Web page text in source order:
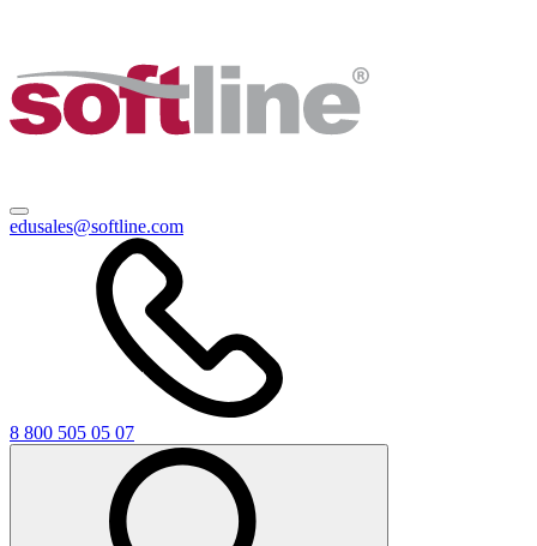
edusales@softline.com
8 800 505 05 07